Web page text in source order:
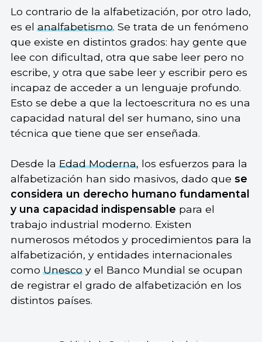
Lo contrario de la alfabetización, por otro lado,
es elanalfabetismo. Se trata de un fenómeno
que existe en distintos grados: hay gente que
lee con dificultad, otra que sabe leer pero no
escribe, y otra que sabe leer y escribir pero es
incapaz de acceder a un lenguaje profundo.
Esto se debe a que la lectoescritura no es una
capacidad natural del ser humano, sino una
técnica que tiene que ser enseñada.
Desde laEdad Moderna, los esfuerzos para la
alfabetización han sido masivos, dado que se
considera un derecho humano fundamental
y una capacidad indispensable para el
trabajo industrial moderno. Existen
numerosos métodos y procedimientos para la
alfabetización, y entidades internacionales
comoUnescoy el Banco Mundial se ocupan
de registrar el grado de alfabetización en los
distintos países.